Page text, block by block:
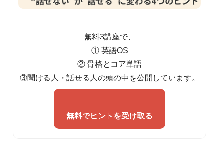
無料3講座で、
① 英語OS
② 骨格とコア単語
③聞ける人・話せる人の頭の中を公開しています。
無料でヒントを受け取る